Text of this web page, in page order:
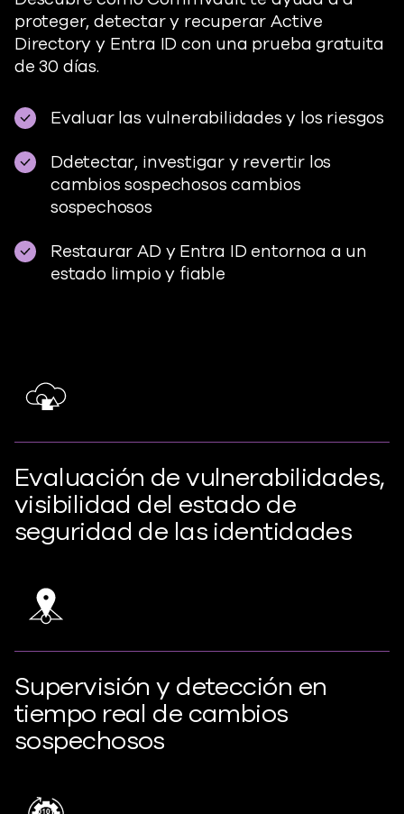
proteger, detectar y recuperar Active
Directory y Entra ID con una prueba gratuita
de 30 días.
Evaluar las vulnerabilidades y los riesgos
Ddetectar, investigar yrevertir los
cambios sospechososcambios
sospechosos
RestaurarAD y Entra ID entornoa a un
estado limpio y fiable
Evaluación de vulnerabilidades,
visibilidad del estado de
seguridad de las identidades
Supervisión y detección en
tiempo real de cambios
sospechosos